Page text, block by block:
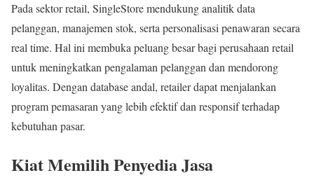
Pada sektor retail, SingleStore mendukung analitik data
pelanggan, manajemen stok, serta personalisasi penawaran secara
real time. Hal ini membuka peluang besar bagi perusahaan retail
untuk meningkatkan pengalaman pelanggan dan mendorong
loyalitas. Dengan database andal, retailer dapat menjalankan
program pemasaran yang lebih efektif dan responsif terhadap
kebutuhan pasar.
Kiat Memilih Penyedia Jasa